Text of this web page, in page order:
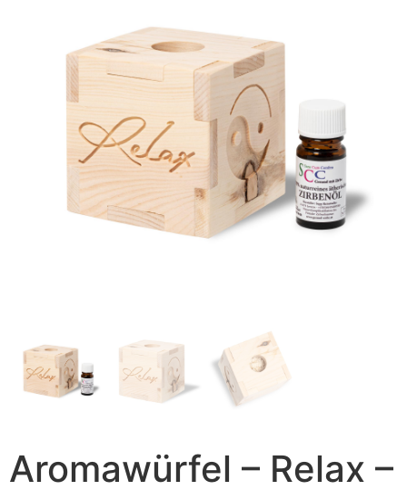
Aromawürfel – Relax –